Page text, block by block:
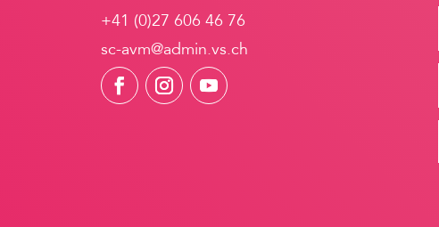
+41 (0)27 606 46 76
sc-avm@admin.vs.ch